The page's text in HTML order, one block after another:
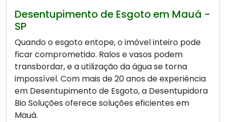
Desentupimento de Esgoto em Mauá -
SP
Quando o esgoto entope, o imóvel inteiro pode
ficar comprometido. Ralos e vasos podem
transbordar, e a utilização da água se torna
impossível. Com mais de 20 anos de experiência
em Desentupimento de Esgoto, a Desentupidora
Bio Soluções oferece soluções eficientes em
Mauá.